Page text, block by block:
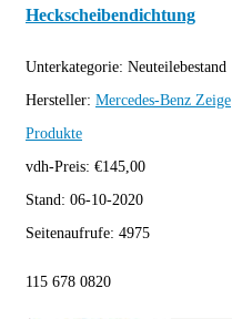
Heckscheibendichtung
Unterkategorie: Neuteilebestand
Hersteller: Mercedes-Benz Zeige
Produkte
vdh-Preis: €145,00
Stand: 06-10-2020
Seitenaufrufe: 4975
115 678 0820